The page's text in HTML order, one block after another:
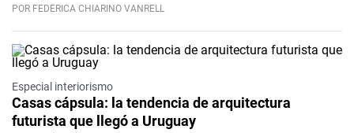
POR FEDERICA CHIARINO VANRELL
Especial interiorismo
Casas cápsula: la tendencia de arquitectura
futurista que llegó a Uruguay